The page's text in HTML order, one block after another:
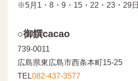
※5月1・8・9・15・22・23・29日
○御饌cacao
739-0011
広島県東広島市西条本町15-25
TEL082-437-3577